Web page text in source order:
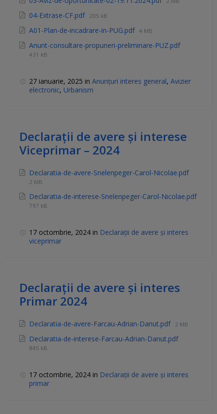
04-Extrase-CF.pdf 205 kB
A01-Plan-de-incadrare-in-PUG.pdf 4 MB
Anunt-consultare-propuneri-preliminare-PUZ.pdf
431 kB
27 ianuarie, 2025 in Anunțuri interes general, Avizier
electronic, Urbanism
Declarații de avere și interese
Viceprimar – 2024
Declaratia-de-avere-Snelenpeger-Carol-Nicolae.pdf
2 MB
Declaratia-de-interese-Snelenpeger-Carol-Nicolae.pdf
797 kB
17 octombrie, 2024 in Declarații de avere și interes
viceprimar
Declarații de avere și interes
Primar 2024
Declaratia-de-avere-Farcau-Adrian-Danut.pdf 2 MB
Declaratia-de-interese-Farcau-Adrian-Danut.pdf
845 kB
17 octombrie, 2024 in Declarații de avere și interes
primar